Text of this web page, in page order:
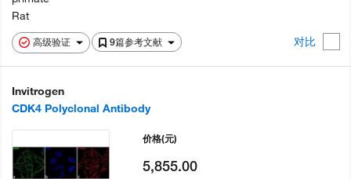
高级验证 9篇参考文献 对比
Rat
Invitrogen
CDK4 Polyclonal Antibody
价格(元)
5,855.00